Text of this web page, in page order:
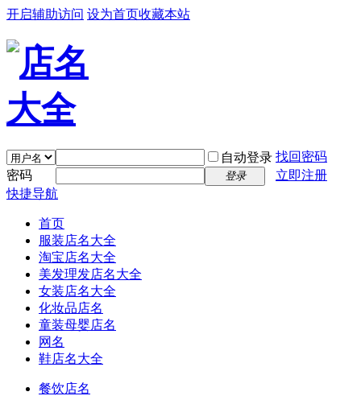
开启辅助访问 设为首页收藏本站
自动登录 找回密码
密码
登录
立即注册
快捷导航
首页
服装店名大全
淘宝店名大全
美发理发店名大全
女装店名大全
化妆品店名
童装母婴店名
网名
鞋店名大全
餐饮店名